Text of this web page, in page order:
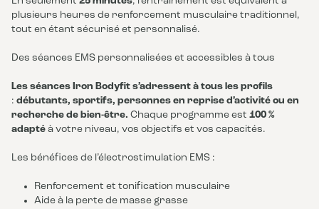
plusieurs heures de renforcement musculaire traditionnel,
tout en étant sécurisé et personnalisé.
Des séances EMS personnalisées et accessibles à tous
Les séances Iron Bodyfit s’adressent à tous les profils
: débutants, sportifs, personnes en reprise d’activité ou en
recherche de bien-être. Chaque programme est 100 %
adapté à votre niveau, vos objectifs et vos capacités.
Les bénéfices de l’électrostimulation EMS :
Renforcement et tonification musculaire
Aide à la perte de masse grasse